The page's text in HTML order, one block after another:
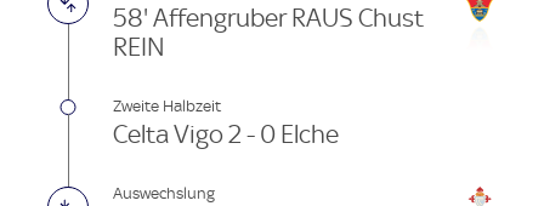
58' Affengruber RAUS Chust
REIN
Zweite Halbzeit
Celta Vigo 2 - 0 Elche
Auswechslung